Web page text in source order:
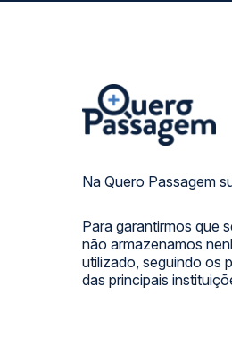
Na Quero Passagem
Para garantirmos que
não armazenamos
utilizado, seguindo os
das principais